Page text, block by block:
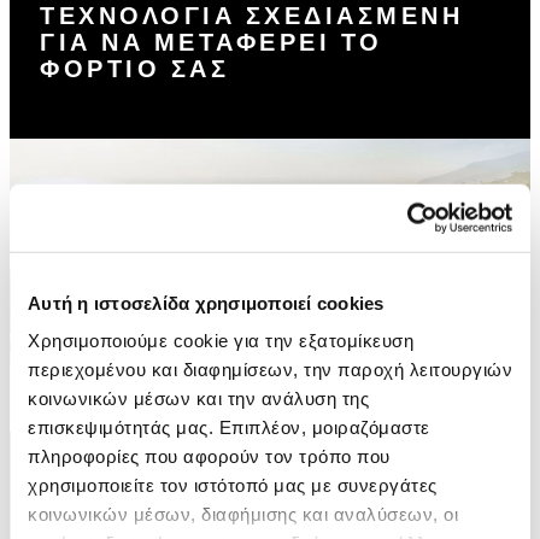
Αυτή η ιστοσελίδα χρησιμοποιεί cookies
Χρησιμοποιούμε cookie για την εξατομίκευση
περιεχομένου και διαφημίσεων, την παροχή λειτουργιών
κοινωνικών μέσων και την ανάλυση της
επισκεψιμότητάς μας. Επιπλέον, μοιραζόμαστε
πληροφορίες που αφορούν τον τρόπο που
χρησιμοποιείτε τον ιστότοπό μας με συνεργάτες
κοινωνικών μέσων, διαφήμισης και αναλύσεων, οι
ΤΕΧΝΟΛΟΓΙΑ ΣΧΕΔΙΑΣΜΕΝΗ
ΓΙΑ ΝΑ ΜΕΤΑΦΕΡΕΙ ΤΟ
ΦΟΡΤΙΟ ΣΑΣ
ΠΡΟΦΙΛ ΕΓΚΑΡΣΙΩΝ ΜΠΑΡΩΝ ΧΩΡΗΤΙΚΟΤΗΤΑ